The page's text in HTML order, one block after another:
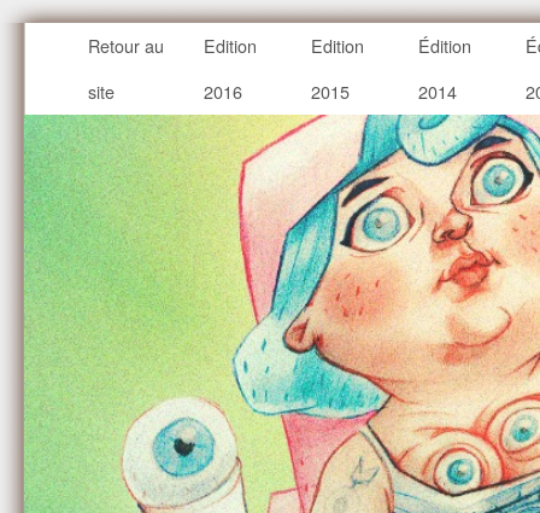
Retour au
site
Edition
2016
Edition
2015
Édition
2014